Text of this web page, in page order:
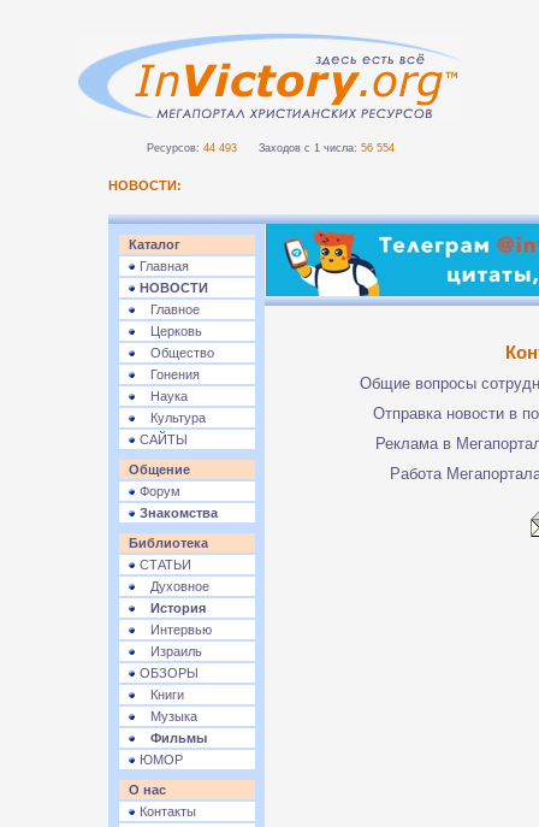
Ресурсов: 44 493 Заходов с 1 числа: 56 554
НОВОСТИ:
Каталог
Главная
НОВОСТИ
Главное
Церковь
Общество
Гонения
Наука
Культура
САЙТЫ
Общение
Форум
Знакомства
Библиотека
СТАТЬИ
Духовное
История
Интервью
Израиль
ОБЗОРЫ
Книги
Музыка
Фильмы
ЮМОР
О нас
Контакты
Общие вопросы
Отправка новости в
Реклама в
Работа